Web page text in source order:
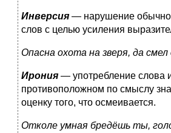
Инверсия — нарушение
слов с целью усиления
Опасна охота на зверя, да смел
Ирония — употребление слова
противоположном по смыслу
оценку того, что осмеивается.
Отколе умная бредёшь ты,